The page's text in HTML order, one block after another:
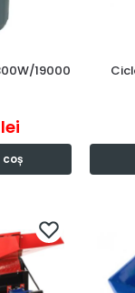
19000
lei